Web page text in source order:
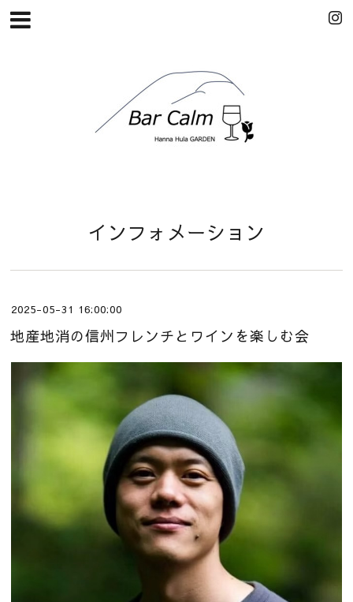
インフォメーション
2025-05-31 16:00:00
地産地消の信州フレンチとワインを楽しむ会